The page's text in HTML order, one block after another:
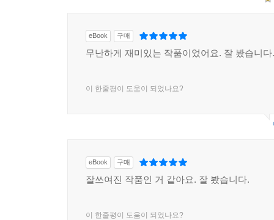
eBook 구매
무난하게 재미있는 작품이었어요. 잘 봤습니다.
이 한줄평이 도움이 되었나요?
eBook 구매
잘쓰여진 작품인 거 같아요. 잘 봤습니다.
이 한줄평이 도움이 되었나요?